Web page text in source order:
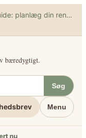
Ny guide: planlæg din renovering
bæredygtigt.
Søg
Menu
nu